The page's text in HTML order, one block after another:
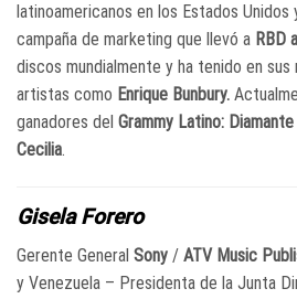
latinoamericanos en los Estados
campaña de marketing que llevó a RBD a
discos mundialmente y ha tenido en
artistas como Enrique Bunbury.
ganadores del Grammy Latino:
Cecilia.
Gisela Forero
Gerente General Sony / ATV Music
y Venezuela – Presidenta de la Junta